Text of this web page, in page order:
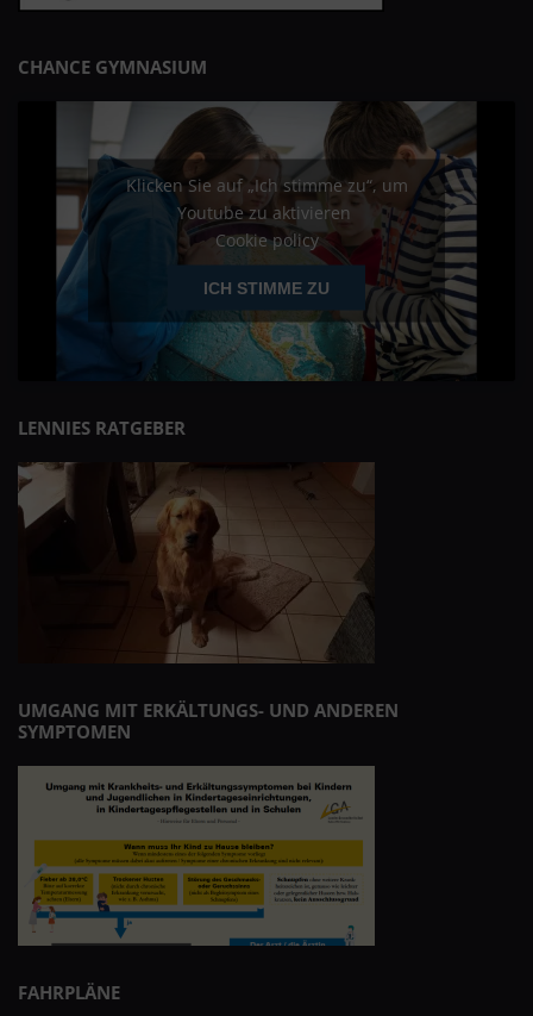
CHANCE GYMNASIUM
Klicken Sie auf „Ich stimme zu“, um
Youtube zu aktivieren
Cookie policy
ICH STIMME ZU
LENNIES RATGEBER
UMGANG MIT ERKÄLTUNGS- UND ANDEREN
SYMPTOMEN
FAHRPLÄNE